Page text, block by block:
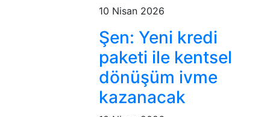
10 Nisan 2026
Şen: Yeni kredi
paketi ile kentsel
dönüşüm ivme
kazanacak